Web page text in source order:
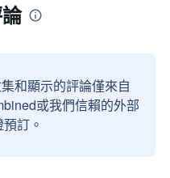
和顯示的評論僅來自
或我們信賴的外部
訂。